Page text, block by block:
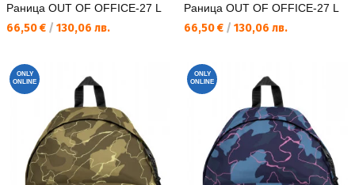
Раница OUT OF OFFICE-27 L
Текуща цена:
66,50 € / 130,06 лв.
Раница OUT OF OFFICE-27 L
Текуща цена:
66,50 € / 130,06 лв.
ONLY
ONLINE
ONLY
ONLINE